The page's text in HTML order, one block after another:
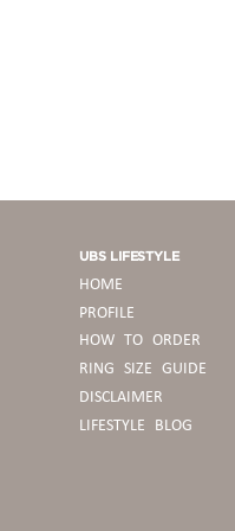
UBS LIFESTYLE
HOME
PROFILE
HOW TO ORDER
RING SIZE GUIDE
DISCLAIMER
LIFESTYLE BLOG